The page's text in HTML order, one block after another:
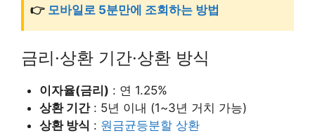
👉 모바일로 5분만에 조회하는 방법
금리·상환 기간·상환 방식
이자율(금리) : 연 1.25%
상환 기간: 5년 이내 (1~3년 거치 가능)
상환 방식 : 원금균등분할 상환